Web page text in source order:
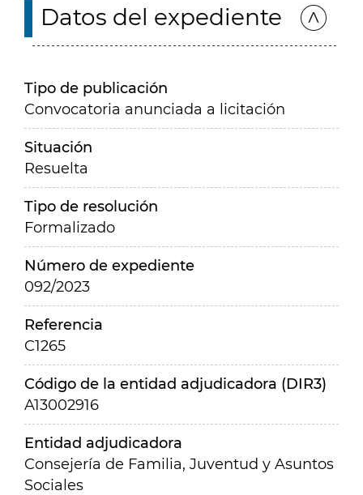
Datos del expediente
Tipo de publicación
Convocatoria anunciada a licitación
Situación
Resuelta
Tipo de resolución
Formalizado
Número de expediente
092/2023
Referencia
C1265
Código de la entidad adjudicadora (DIR3)
A13002916
Entidad adjudicadora
Consejería de Familia, Juventud y Asuntos
Sociales